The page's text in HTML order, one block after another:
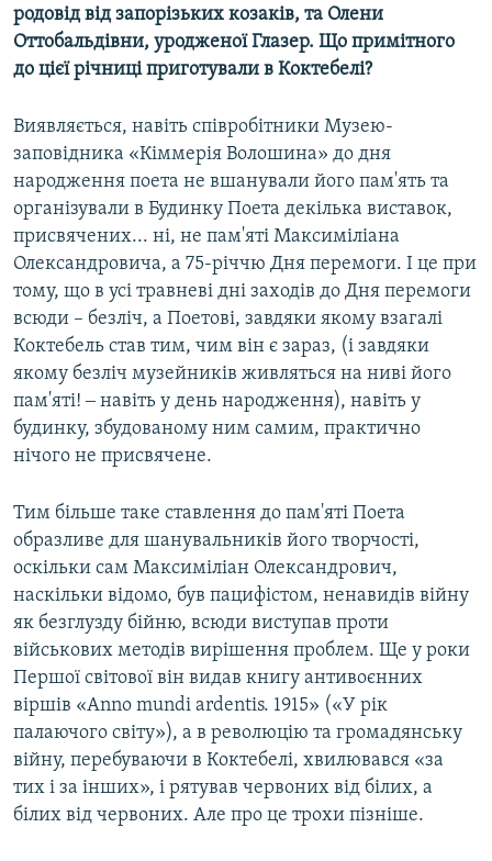
родовід від запорізьких козаків, та Олени
Оттобальдівни, уродженої Глазер. Що примітного
до цієї річниці приготували в Коктебелі?
Виявляється, навіть співробітники Музею-
заповідника «Кіммерія Волошина» до дня
народження поета не вшанували його пам'ять та
організували в Будинку Поета декілька виставок,
присвячених... ні, не пам'яті Максиміліана
Олександровича, а 75-річчю Дня перемоги. І це при
тому, що в усі травневі дні заходів до Дня перемоги
всюди – безліч, а Поетові, завдяки якому взагалі
Коктебель став тим, чим він є зараз, (і завдяки
якому безліч музейників живляться на ниві його
пам'яті! ‒ навіть у день народження), навіть у
будинку, збудованому ним самим, практично
нічого не присвячене.
Тим більше таке ставлення до пам'яті Поета
образливе для шанувальників його творчості,
оскільки сам Максиміліан Олександрович,
наскільки відомо, був пацифістом, ненавидів війну
як безглузду бійню, всюди виступав проти
військових методів вирішення проблем. Ще у роки
Першої світової він видав книгу антивоєнних
віршів «Anno mundi ardentis. 1915» («У рік
палаючого світу»), а в революцію та громадянську
війну, перебуваючи в Коктебелі, хвилювався «за
тих і за інших», і рятував червоних від білих, а
білих від червоних. Але про це трохи пізніше.